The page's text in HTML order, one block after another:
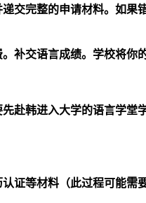
交完整的申请材料。如果
补交语言成绩。学校将你
赴韩进入大学的语言学堂
证等材料（此过程可能需